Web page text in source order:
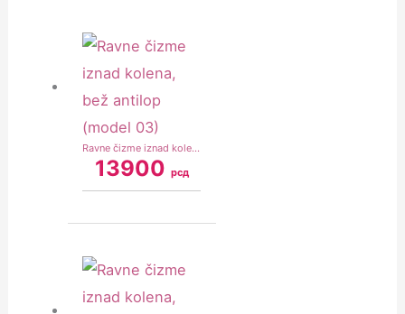
Ravne čizme iznad kolena, bež antilop (model 03)
13900 рсд